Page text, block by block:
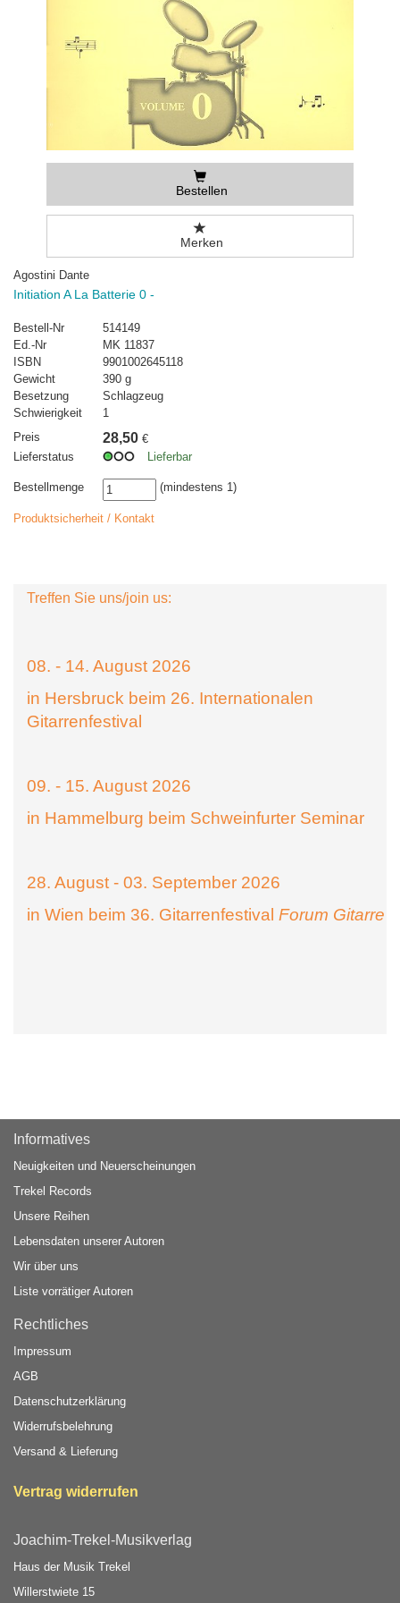
Bestellen
Merken
Agostini Dante
Initiation A La Batterie 0 -
Bestell-Nr
514149
Ed.-Nr
MK 11837
ISBN
9901002645118
Gewicht
390 g
Besetzung
Schlagzeug
Schwierigkeit
1
Preis
28,50 €
Lieferstatus
Lieferbar
Bestellmenge (mindestens 1)
Produktsicherheit / Kontakt
Treffen Sie uns/join us:
08. - 14. August 2026
in Hersbruck beim 26. Internationalen
Gitarrenfestival
09. - 15. August 2026
in Hammelburg beim Schweinfurter Seminar
28. August - 03. September 2026
in Wien beim 36. Gitarrenfestival Forum Gitarre
Informatives
Neuigkeiten und Neuerscheinungen
Trekel Records
Unsere Reihen
Lebensdaten unserer Autoren
Wir über uns
Liste vorrätiger Autoren
Rechtliches
Impressum
AGB
Datenschutzerklärung
Widerrufsbelehrung
Versand & Lieferung
Vertrag widerrufen
Joachim-Trekel-Musikverlag
Haus der Musik Trekel
Willerstwiete 15